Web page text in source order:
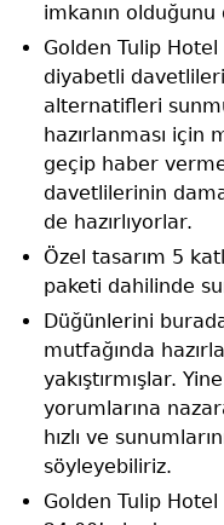
imkanın
Golden Tulip
diyabetli
alternatifleri
hazırlanması
geçip haber
davetlilerinin
de hazırlıyorlar.
Özel tasarım 5
paketi dahilinde
Düğünlerini
mutfağında
yakıştırmışlar.
yorumlarına
hızlı ve
söyleyebiliriz.
Golden Tulip